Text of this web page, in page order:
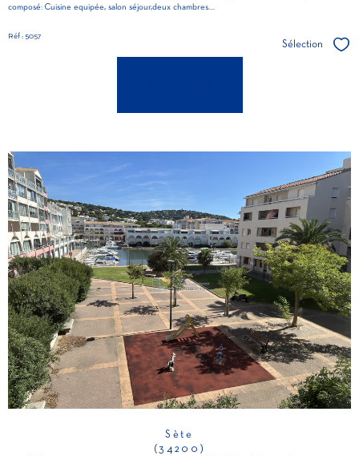
composé: Cuisine equipée, salon séjour,deux chambres....
Réf : 5057
Sélection
Sète
(34200)